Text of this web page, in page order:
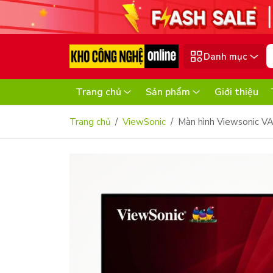
Danh mục
Trang chủ Sản phẩm Giới thiệu
Trang chủ ViewSonic Màn hình Viewsonic